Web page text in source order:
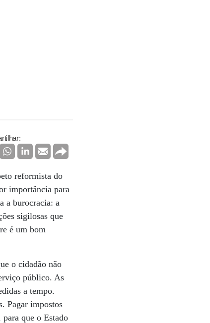
reformista do
importância para
a burocracia: a
sigilosas que
é um bom
o cidadão não
público. As
a tempo.
Pagar impostos
que o Estado